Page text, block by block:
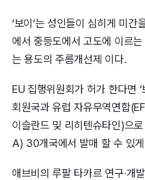
‘보이’는 성인들이 심히게 미간
에서 중등도에서 고도에 이르
는 용도의 주름개선제 이다.
EU 집행위원회가 허가 한다면
회원국과 유럽 자유무역연합
이슬란드 및 리히텐슈타인)으
A) 30개국에서 발매 할 수 있
애브비의 루팔 타카르 연구‧개